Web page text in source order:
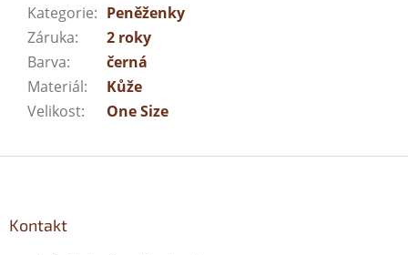
Kategorie: Peněženky
Záruka:
2 roky
Barva:
černá
Materiál:
Kůže
Velikost: One Size
Kontakt